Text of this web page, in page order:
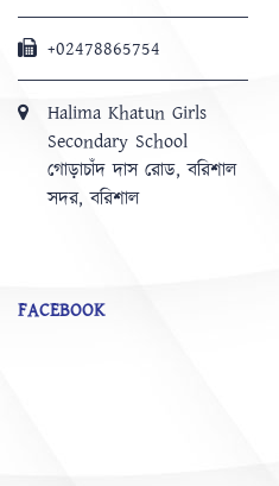
+02478865754
Halima Khatun Girls
Secondary School
গোড়াচাঁদ দাস রোড, বরিশাল
সদর, বরিশাল
FACEBOOK